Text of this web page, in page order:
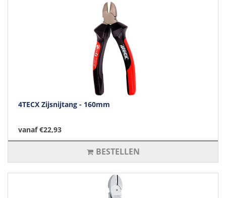
4TECX Zijsnijtang - 160mm
vanaf €22,93
BESTELLEN